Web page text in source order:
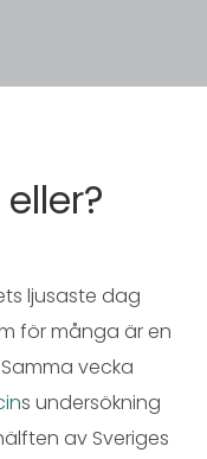
ljusaste dag
för många är en
vecka
s undersökning
av Sveriges